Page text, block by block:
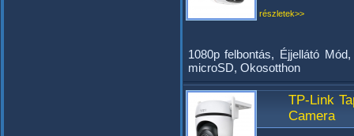
részletek>>
1080p felbontás, Éjjellátó
microSD, Okosotthon
TP-Link
Camera